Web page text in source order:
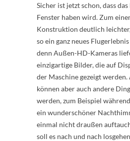
Sicher ist jetzt schon, dass
Fenster haben wird. Zum
Konstruktion deutlich
so ein ganz neues
denn Außen-HD-Kameras
einzigartige Bilder, die auf
der Maschine gezeigt
können aber auch andere
werden, zum Beispiel
ein wunderschöner
einmal nicht draußen
soll es nach und nach